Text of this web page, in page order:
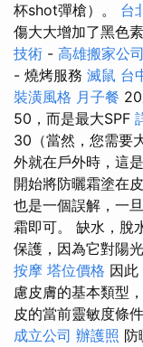
杯shot彈槍）。 台
傷大大增加了黑色
技術 - 高雄搬家公司
- 燒烤服務 滅鼠 台
裝潢風格 月子餐
50，而是最大SPF
30（當然，您需要
外就在戶外時，這
開始將防曬霜塗在
也是一個誤解，一
霜即可。 缺水，脫
保護，因為它對陽
按摩 塔位價格 因此
慮皮膚的基本類型
皮的當前靈敏度條件
成立公司 辦護照 防